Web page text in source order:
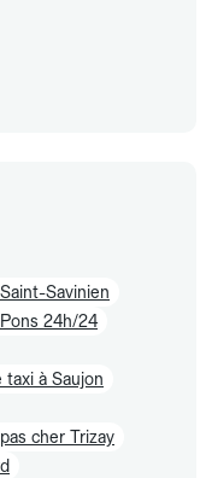
Savinien
24h/24
taxi à Saujon
cher Trizay